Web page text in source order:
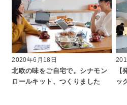
2020年6月18日
北欧の味をご自宅で。シナモン
ロールキット、つくりました
【
ッ